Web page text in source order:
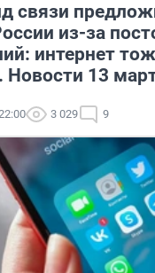
связи
из-за
интернет
Новости 13
3 029 9